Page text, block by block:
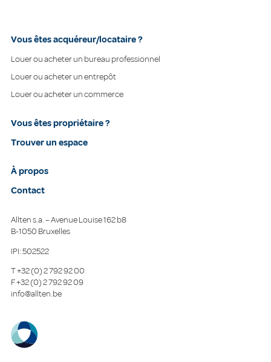
Vous êtes acquéreur/locataire ?
Louer ou acheter un bureau professionnel
Louer ou acheter un entrepôt
Louer ou acheter un commerce
Vous êtes propriétaire ?
Trouver un espace
À propos
Contact
Allten s.a. – Avenue Louise 162 b8
B-1050 Bruxelles
IPI: 502522
T+32 (0) 2 792 92 00
F+32 (0) 2 792 92 09
info@allten.be